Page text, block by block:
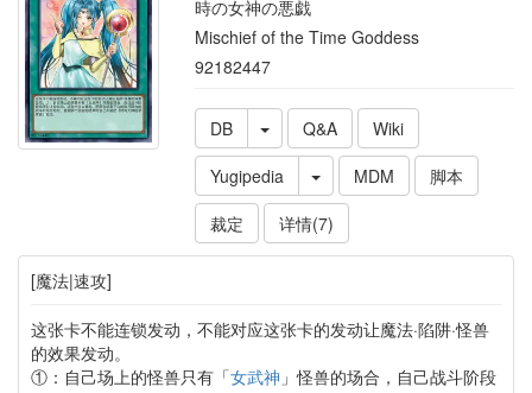
時の女神の悪戯
Mischief of the Time Goddess
92182447
DB Q&A
Wiki
Yugipedia
MDM
脚本
裁定
详情(7)
[魔法|速攻]
这张卡不能连锁发动，不能对应这张卡的发动让魔法·陷阱·怪兽
的效果发动。
①：自己场上的怪兽只有「女武神 」怪兽的场合，自己战斗阶段